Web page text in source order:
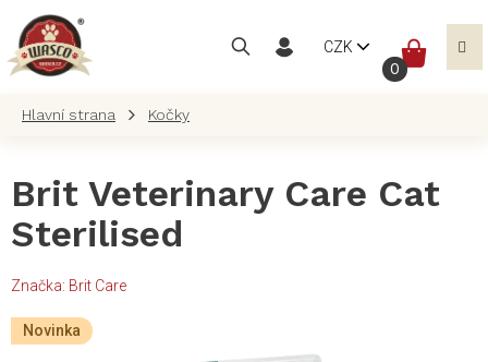
obsah
CZK
Kočky
Brit Veterinary Care Cat
Sterilised
Značka: Brit Care
Novinka